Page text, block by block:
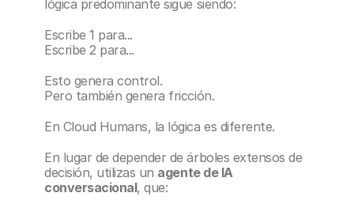
lógica predominante sigue siendo:
Escribe 1 para...
Escribe 2 para...
Esto genera control.
Pero también genera fricción.
En Cloud Humans, la lógica es diferente.
En lugar de depender de árboles extensos de
decisión, utilizas un agente de IA
conversacional, que: